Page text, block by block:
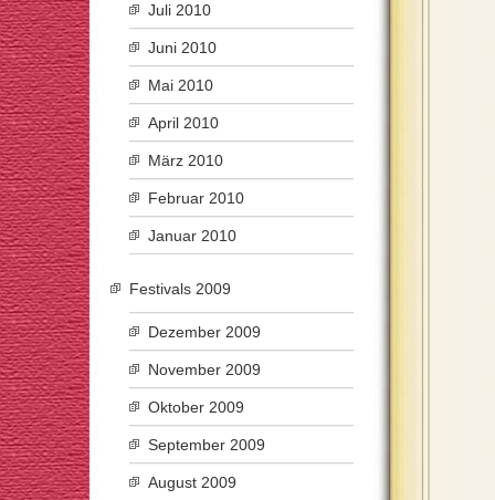
Juli 2010
Juni 2010
Mai 2010
April 2010
März 2010
Februar 2010
Januar 2010
Festivals 2009
Dezember 2009
November 2009
Oktober 2009
September 2009
August 2009